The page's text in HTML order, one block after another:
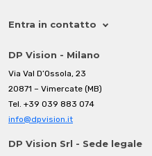
Entra in contatto
DP Vision - Milano
Via Val D’Ossola, 23
20871 – Vimercate (MB)
Tel. +39 039 883 074
info@dpvision.it
DP Vision Srl - Sede legale